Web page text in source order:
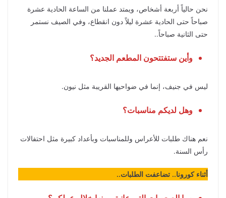
نحن حالياً أربعة أشخاص، ويمتد عملنا من الساعة الحادية عشرة
صباحاً حتى الحادية عشرة ليلاً دون انقطاع، وفي الصيف نستمر
حتى الثانية صباحاً..
وأين ستفتتحون المطعم الجديد؟
ليس في جنيف، إنما في ضواحيها القريبة مثل نيون.
وهل لديكم مناسبات؟
نعم هناك طلبات للأعراس وللمناسبات وبأعداد كبيرة مثل احتفالات
رأس السنة.
أثناء كورونا.. تضاعفت الطلبات..